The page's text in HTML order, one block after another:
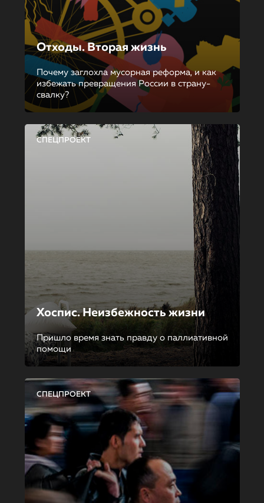
Отходы. Вторая жизнь
Почему заглохла мусорная реформа, и как
избежать превращения России в страну-
свалку?
СПЕЦПРОЕКТ
Хоспис. Неизбежность жизни
Пришло время знать правду о паллиативной
помощи
СПЕЦПРОЕКТ